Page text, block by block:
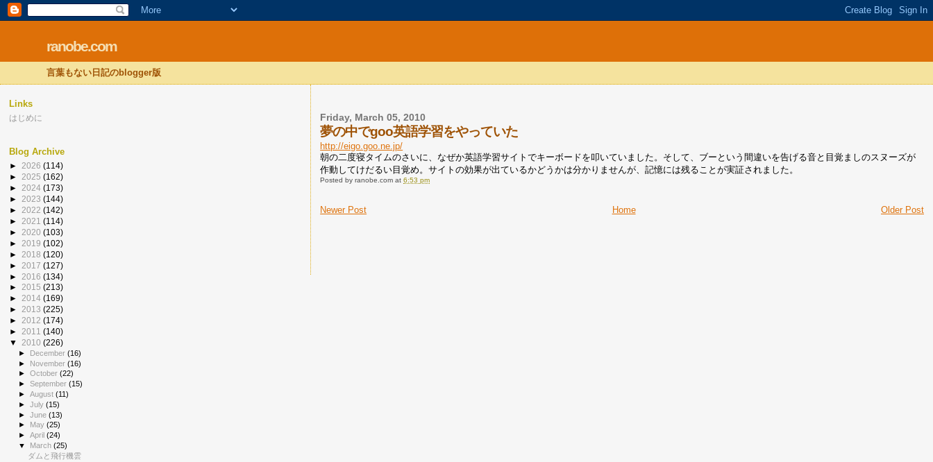
ranobe.com
言葉もない日記のblogger版
Friday, March 05, 2010
夢の中でgoo英語学習をやっていた
http://eigo.goo.ne.jp/
朝の二度寝タイムのさいに、なぜか英語学習サイトでキーボードを叩いていました。そして、ブーという間違いを告げる音と目覚ましのスヌーズが
作動してけだるい目覚め。サイトの効果が出ているかどうかは分かりませんが、記憶には残ることが実証されました。
Posted byranobe.com at6:53 pm
Newer Post Older Post
Home
Links
はじめに
Blog Archive
► 2026 (114)
► 2025 (162)
► 2024 (173)
► 2023 (144)
► 2022 (142)
► 2021 (114)
► 2020 (103)
► 2019 (102)
► 2018 (120)
► 2017 (127)
► 2016 (134)
► 2015 (213)
► 2014 (169)
► 2013 (225)
► 2012 (174)
► 2011 (140)
▼ 2010 (226)
► December(16)
► November(16)
►October(22)
►September(15)
►August(11)
►July(15)
►June(13)
►
May(25)
►April(24)
▼ March(25)
ダムと飛行機雲